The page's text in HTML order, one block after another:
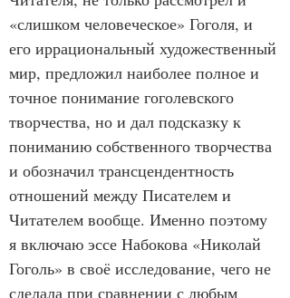
«слишком человеческое» Гоголя, и
его иррациональный художественный
мир, предложил наиболее полное и
точное понимание гоголевского
творчества, но и дал подсказку к
пониманию собственного творчества
и обозначил трансцендентность
отношений между Писателем и
Читателем вообще. Именно поэтому
я включаю эссе Набокова «Николай
Гоголь» в своё исследование, чего не
сделала при сравнении с любым